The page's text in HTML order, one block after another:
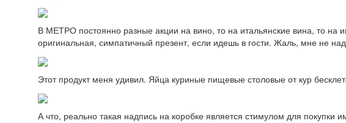
В МЕТРО постоянно разные акции на вино, то на итальянские вина, то на
оригинальная, симпатичный презент, если идешь в гости. Жаль, мне не
Этот продукт меня удивил. Яйца куриные пищевые столовые от кур
А что, реально такая надпись на коробке является стимулом для покупки